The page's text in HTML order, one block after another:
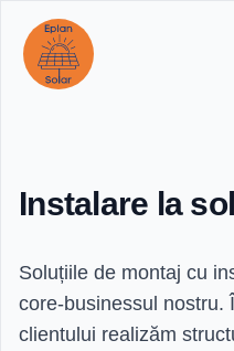
Instalare la sol
Soluțiile de montaj cu
core-businessul nostru.
clientului realizăm